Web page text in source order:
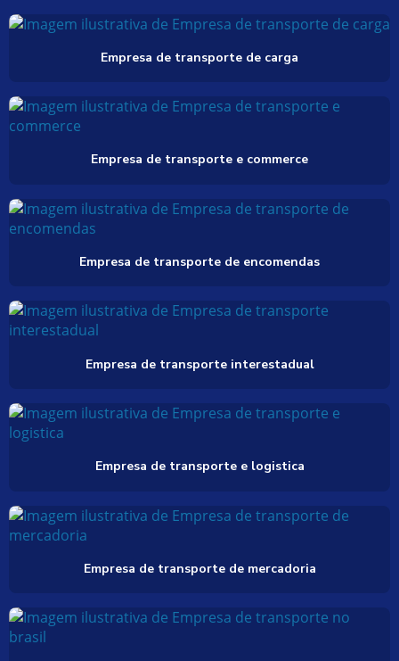
Empresa de transporte de carga
Empresa de transporte e commerce
Empresa de transporte de encomendas
Empresa de transporte interestadual
Empresa de transporte e logistica
Empresa de transporte de mercadoria